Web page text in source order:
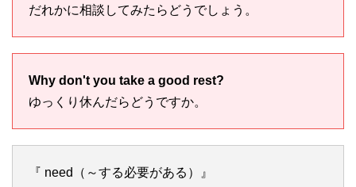
だれかに相談してみたらどうでしょう。
Why don't you take a good rest?
ゆっくり休んだらどうですか。
『 need（～する必要がある）』